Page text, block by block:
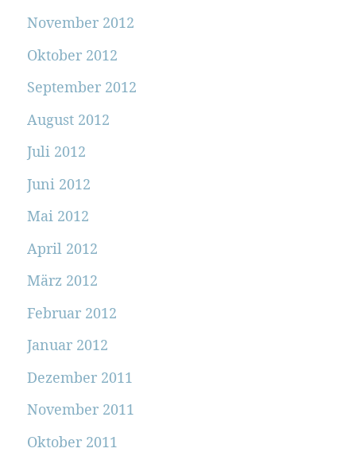
November 2012
Oktober 2012
September 2012
August 2012
Juli 2012
Juni 2012
Mai 2012
April 2012
März 2012
Februar 2012
Januar 2012
Dezember 2011
November 2011
Oktober 2011